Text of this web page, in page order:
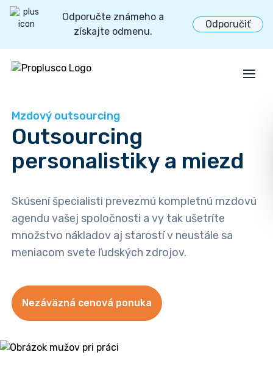
Odporučte známeho a
získajte odmenu.
Odporučiť
Mzdový outsourcing
Outsourcing
personalistiky a miezd
Skúsení špecialisti prevezmú kompletnú mzdovú
agendu vašej spoločnosti a vy tak ušetríte
množstvo nákladov aj starostí v neustále sa
meniacom svete ľudských zdrojov.
Nezáväzná cenová ponuka